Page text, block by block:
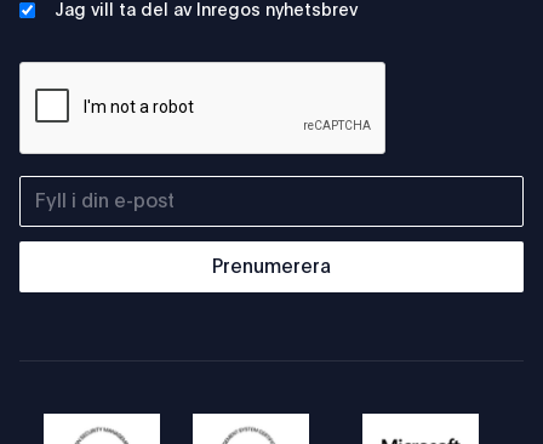
Jag vill ta del av Inregos nyhetsbrev
Prenumerera